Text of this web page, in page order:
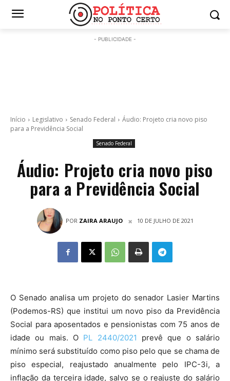
- PUBLICIDADE -
Início Legislativo Senado Federal
Áudio: Projeto cria novo piso
para a Previdência Social
Senado Federal
Áudio: Projeto cria novo piso
para a Previdência Social
POR ZAIRA ARAUJO 10 DE JULHO DE 2021
O Senado analisa um projeto do senador Lasier Martins
(Podemos-RS) que institui um novo piso da Previdência
Social para aposentados e pensionistas com 75 anos de
idade ou mais. O PL 2440/2021 prevê que o salário
mínimo será substituído como piso pelo que se chama de
piso especial, reajustado anualmente pelo IPC-3i, a
inflação da terceira idade, salvo se o reajuste do salário